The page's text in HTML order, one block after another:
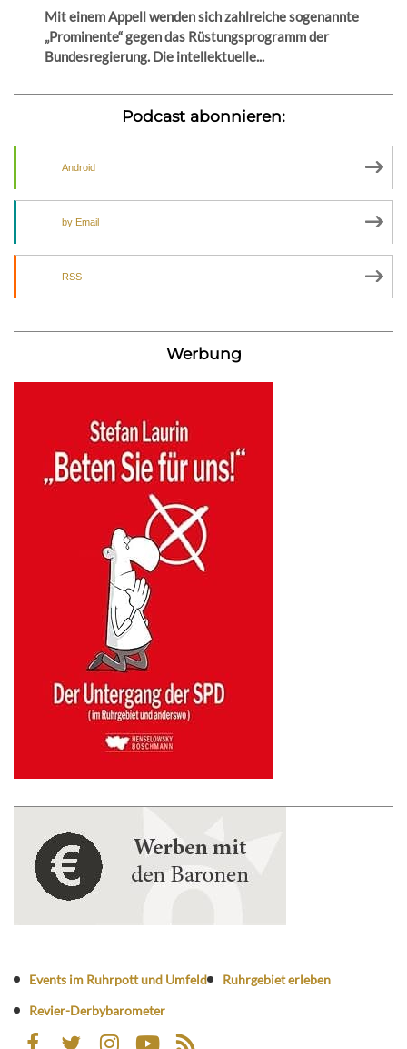
Mit einem Appell wenden sich zahlreiche sogenannte
„Prominente“ gegen das Rüstungsprogramm der
Bundesregierung. Die intellektuelle...
Podcast abonnieren:
Android
by Email
RSS
Werbung
Events im Ruhrpott und Umfeld
Ruhrgebiet erleben
Revier-Derbybarometer